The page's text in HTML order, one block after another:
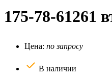
175-78-61261
Цена: по запросу
В наличии